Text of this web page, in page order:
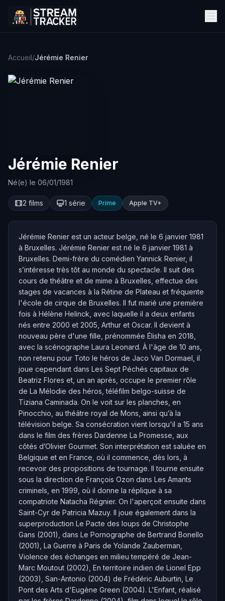
Accueil/Jérémie Renier
Jérémie Renier
Né(e) le 06/01/1981
2 films 1 série Prime Apple TV+
Jérémie Renier est un acteur belge, né le 6 janvier 1981
à Bruxelles. Jérémie Renier est né le 6 janvier 1981 à
Bruxelles. Demi-frère du comédien Yannick Renier, il
s’intéresse très tôt au monde du spectacle. Il suit des
cours de théâtre et de mime à Bruxelles, effectue des
stages de vacances à la Rétine de Plateau et fréquente
l'école de cirque de Bruxelles. Il fut marié une première
fois à Hélène Helinck, avec laquelle il a deux enfants
nés entre 2000 et 2005, Arthur et Oscar. Il devient à
nouveau père d'une fille, prénommée Élisha en 2018,
avec la scénographe Laura Leonard. À l'âge de 10 ans,
non retenu pour Toto le héros de Jaco Van Dormael, il
joue cependant dans Les Sept Péchés capitaux de
Beatriz Flores et, un an après, occupe le premier rôle
de La Mélodie des héros, téléfilm belgo-suisse de
Tiziana Caminada. On le voit sur les planches, en
Pinocchio, au théâtre royal de Mons, ainsi qu’à la
télévision belge. Sa consécration vient lorsqu'il a 15 ans
dans le film des frères Dardenne La Promesse, aux
côtés d’Olivier Gourmet. Son interprétation est saluée en
Belgique et en France, où il commence, dès lors, à
recevoir des propositions de tournage. Il tourne ensuite
sous la direction de François Ozon dans Les Amants
criminels, en 1999, où il donne la réplique à sa
compatriote Natacha Régnier. On l'aperçoit ensuite dans
Saint-Cyr de Patricia Mazuy. Il joue également dans la
superproduction Le Pacte des loups de Christophe
Gans (2001), dans Le Pornographe de Bertrand Bonello
(2001), La Guerre à Paris de Yolande Zauberman,
Violence des échanges en milieu tempéré de Jean-
Marc Moutout (2002), En territoire indien de Lionel Epp
(2003), San-Antonio (2004) de Frédéric Auburtin, Le
Pont des Arts d'Eugène Green (2004). L'Enfant, réalisé